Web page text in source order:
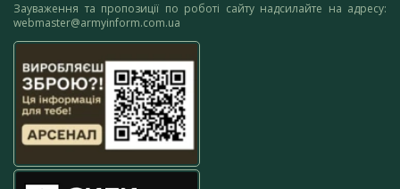
Зауваження та пропозиції по роботі сайту надсилайте на адресу:
webmaster@armyinform.com.ua